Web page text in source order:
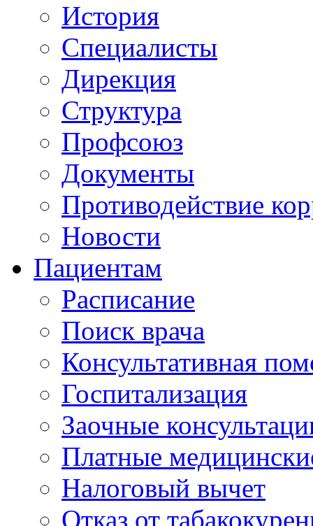
История
Специалисты
Дирекция
Структура
Профсоюз
Документы
Противодействие
Новости
Пациентам
Расписание
Поиск врача
Консультативная
Госпитализация
Заочные
Платные
Налоговый вычет
Отказ от